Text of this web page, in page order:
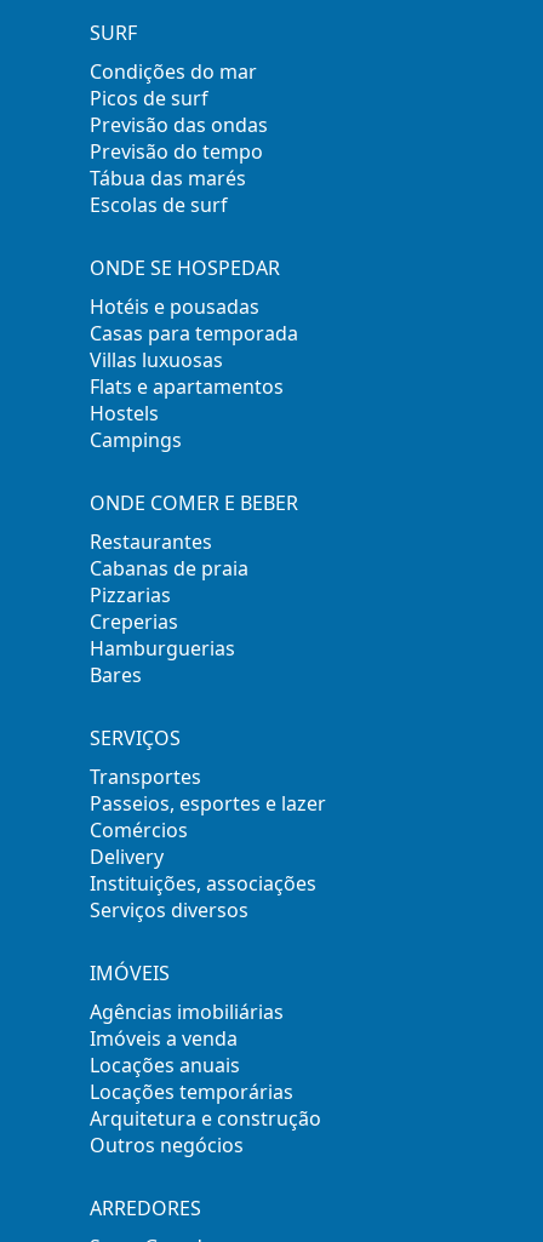
SURF
Condições do mar
Picos de surf
Previsão das ondas
Previsão do tempo
Tábua das marés
Escolas de surf
ONDE SE HOSPEDAR
Hotéis e pousadas
Casas para temporada
Villas luxuosas
Flats e apartamentos
Hostels
Campings
ONDE COMER E BEBER
Restaurantes
Cabanas de praia
Pizzarias
Creperias
Hamburguerias
Bares
SERVIÇOS
Transportes
Passeios, esportes e lazer
Comércios
Delivery
Instituições, associações
Serviços diversos
IMÓVEIS
Agências imobiliárias
Imóveis a venda
Locações anuais
Locações temporárias
Arquitetura e construção
Outros negócios
ARREDORES